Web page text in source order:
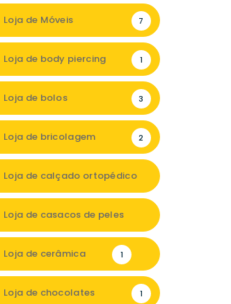
Loja de Móveis 7
Loja de body piercing 1
Loja de bolos 3
Loja de bricolagem 2
Loja de calçado ortopédico
Loja de casacos de peles
Loja de cerâmica 1
Loja de chocolates 1